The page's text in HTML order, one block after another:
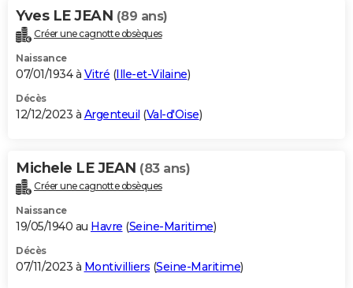
Yves LE JEAN (89 ans)
Créer une cagnotte obsèques
Naissance
07/01/1934 à Vitré (Ille-et-Vilaine)
Décès
12/12/2023 à Argenteuil (Val-d'Oise)
Michele LE JEAN (83 ans)
Créer une cagnotte obsèques
Naissance
19/05/1940 au Havre (Seine-Maritime)
Décès
07/11/2023 à Montivilliers (Seine-Maritime)